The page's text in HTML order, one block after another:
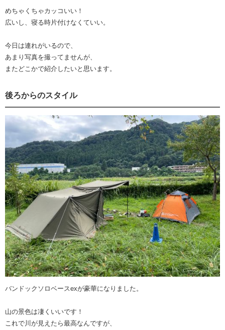
めちゃくちゃカッコいい！
広いし、寝る時片付けなくていい。
今日は連れがいるので、
あまり写真を撮ってませんが、
またどこかで紹介したいと思います。
後ろからのスタイル
バンドックソロベースexが豪華になりました。
山の景色は凄くいいです！
これで川が見えたら最高なんですが、